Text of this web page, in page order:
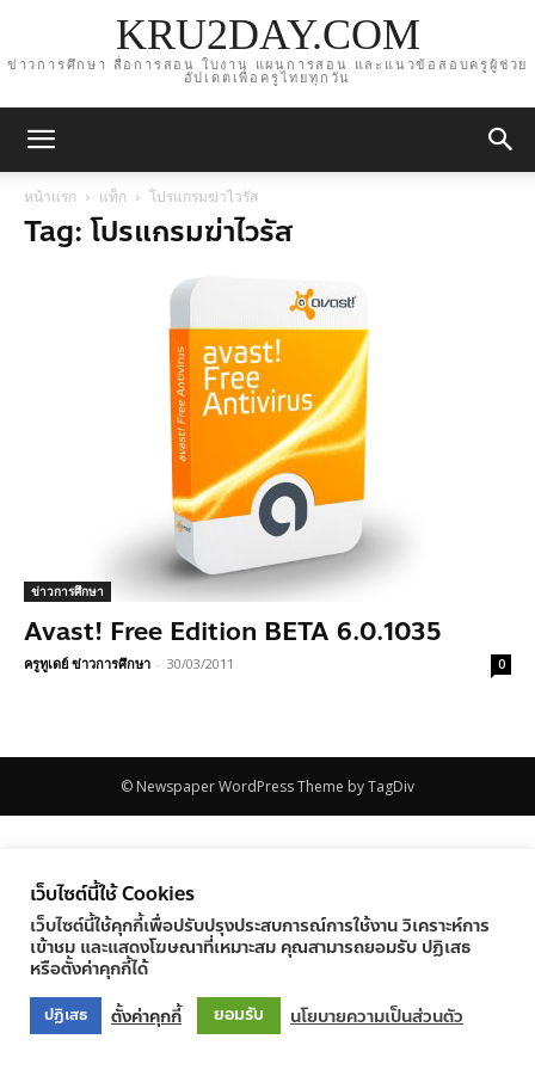
KRU2DAY.COM
ข่าวการศึกษา สื่อการสอน ใบงาน แผนการสอน และแนวข้อสอบครูผู้ช่วย
อัปเดตเพื่อครูไทยทุกวัน
หน้าแรก แท็ก โปรแกรมฆ่าไวรัส
Tag: โปรแกรมฆ่าไวรัส
ข่าวการศึกษา
Avast! Free Edition BETA 6.0.1035
ครูทูเดย์ ข่าวการศึกษา - 30/03/2011 0
© Newspaper WordPress Theme by TagDiv
เว็บไซต์นี้ใช้ Cookies
เว็บไซต์นี้ใช้คุกกี้เพื่อปรับปรุงประสบการณ์การใช้งาน วิเคราะห์การ
เข้าชม และแสดงโฆษณาที่เหมาะสม คุณสามารถยอมรับ ปฏิเสธ
หรือตั้งค่าคุกกี้ได้
ปฏิเสธ ตั้งค่าคุกกี้ ยอมรับ นโยบายความเป็นส่วนตัว